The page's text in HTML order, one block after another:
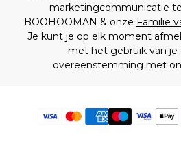
marketingcommunicatie
BOOHOOMAN & onze Familie
Je kunt je op elk moment
met het gebruik van je
overeenstemming met